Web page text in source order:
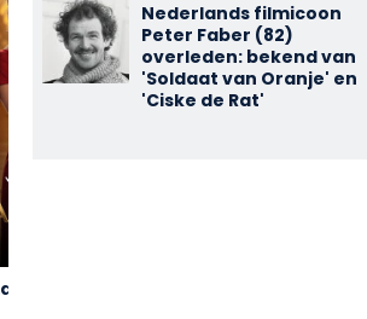
Nederlands filmicoon
Peter Faber (82)
overleden: bekend van
'Soldaat van Oranje' en
'Ciske de Rat'